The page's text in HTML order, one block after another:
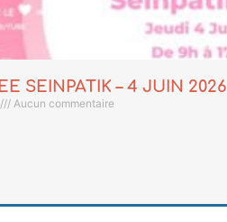
SEINPATIK – 4 JUIN 2026
Aucun commentaire